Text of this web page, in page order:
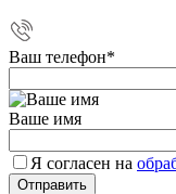
Ваш телефон*
Ваше имя
Я согласен на